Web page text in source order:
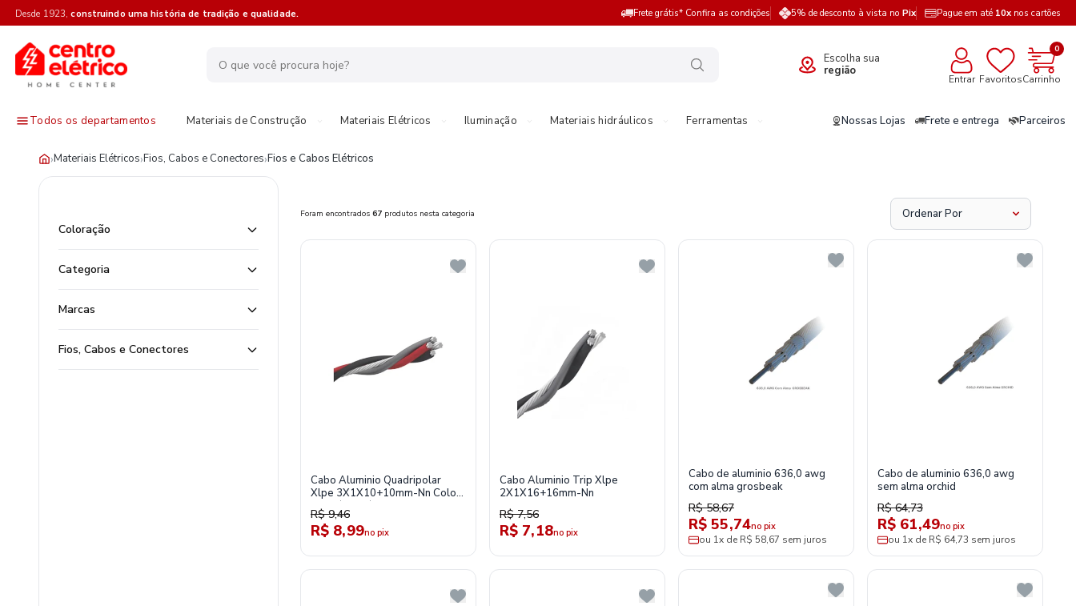
Desde 1923,construindo uma história de tradição e qualidade. Frete grátis* Confira as condições 5% de desconto à vista no Pix Pague em até 10x nos cartões
Escolha sua
região
Entrar Favoritos
0
Carrinho
Todos os departamentos Materiais de Construção Materiais Elétricos Iluminação Materiais hidráulicos Ferramentas Nossas Lojas Frete e entrega Parceiros
›Materiais Elétricos›Fios, Cabos e Conectores›Fios e Cabos Elétricos
Coloração
Categoria
Marcas
Fios, Cabos e Conectores
Foram encontrados 67 produtos nesta categoria
Cabo Aluminio Quadripolar
Xlpe 3X1X10+10mm-Nn Color
Preto/Cinza/Vermelho
R$ 9,46
R$ 8,99no pix
Cabo Aluminio Trip Xlpe
2X1X16+16mm-Nn
R$ 7,56
R$ 7,18no pix
Cabo de aluminio 636,0 awg
com alma grosbeak
R$ 58,67
R$ 55,74no pix
ou 1x de R$ 58,67 sem juros
Cabo de aluminio 636,0 awg
sem alma orchid
R$ 64,73
R$ 61,49no pix
ou 1x de R$ 64,73 sem juros